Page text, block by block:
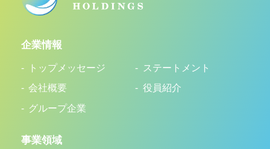
企業情報
トップメッセージ
ステートメント
会社概要
役員紹介
グループ企業
事業領域